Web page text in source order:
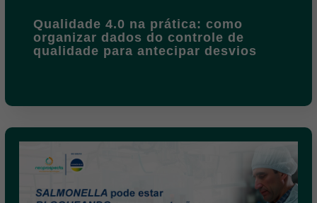
Qualidade 4.0 na prática: como
organizar dados do controle de
qualidade para antecipar desvios